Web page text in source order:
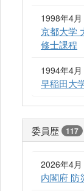
1998年4
京都大学
修士課程
1994年4
早稲田大
委員歴 117
2026年4
内閣府 防